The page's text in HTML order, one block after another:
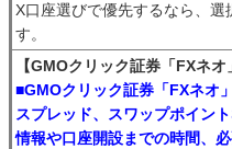
X口座選びで優先するなら、選
す。
【GMOクリック証券「FXネオ
■GMOクリック証券「FXネオ
スプレッド、スワップポイン
情報や口座開設までの時間、